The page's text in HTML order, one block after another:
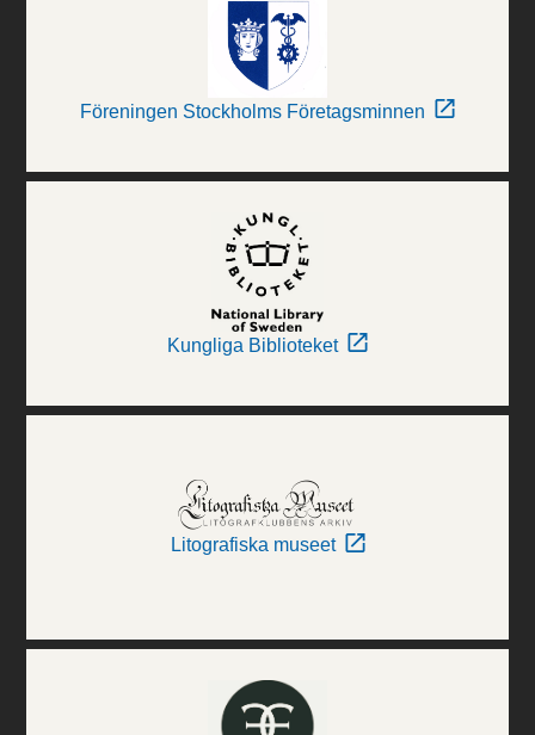
Föreningen Stockholms Företagsminnen
Kungliga Biblioteket
Litografiska museet